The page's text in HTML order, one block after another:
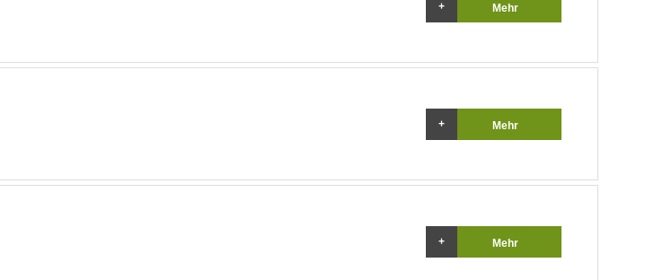
Mehr
Mehr
Mehr